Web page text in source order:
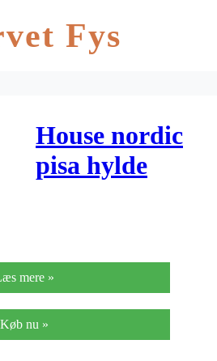
Fys
House nordic
pisa hylde
mere »
Køb nu »